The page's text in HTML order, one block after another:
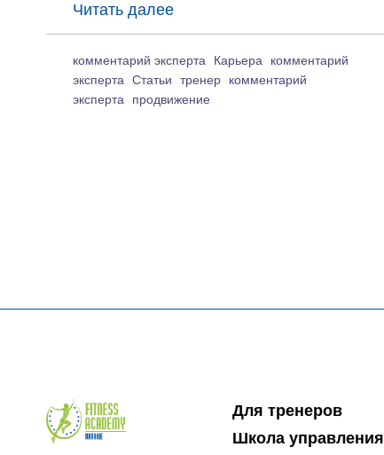
Читать далее
комментарий эксперта Карьера
комментарий
эксперта
Статьи тренер
комментарий
эксперта
продвижение
Для тренеров
Школа управления